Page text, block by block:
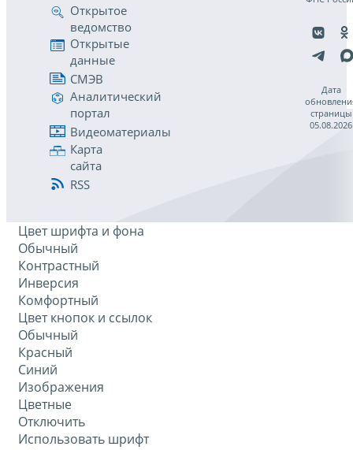
Открытое
ведомство
Открытые
данные
СМЭВ
Аналитический
портал
Видеоматериалы
Карта
сайта
RSS
Дата
страницы
05.08.2026
Цвет шрифта и фона
Обычный
Контрастный
Инверсия
Комфортный
Цвет кнопок и ссылок
Обычный
Красный
Синий
Изображения
Цветные
Отключить
Использовать шрифт